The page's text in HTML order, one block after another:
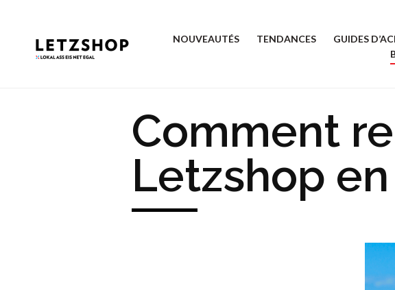
NOUVEAUTÉS TENDANCES GUIDES
Comment
Letzshop